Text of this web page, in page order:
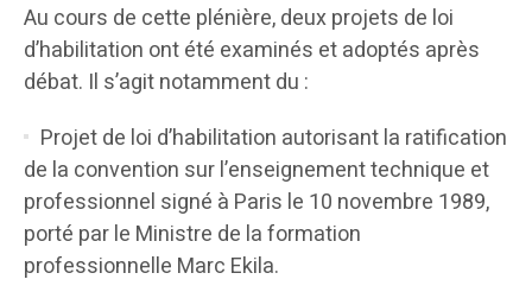
Au cours de cette plénière, deux projets de loi
d’habilitation ont été examinés et adoptés après
débat. Il s’agit notamment du :
Projet de loi d’habilitation autorisant la ratification
de la convention sur l’enseignement technique et
professionnel signé à Paris le 10 novembre 1989,
porté par le Ministre de la formation
professionnelle Marc Ekila.